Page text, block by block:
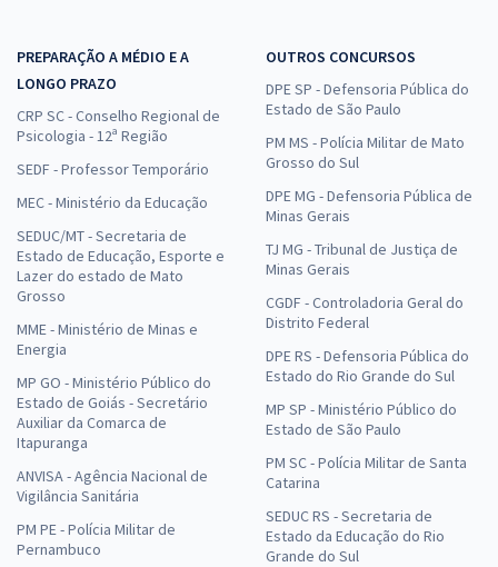
PREPARAÇÃO A MÉDIO E A
LONGO PRAZO
CRP SC - Conselho Regional de
Psicologia - 12ª Região
SEDF - Professor Temporário
MEC - Ministério da Educação
SEDUC/MT - Secretaria de
Estado de Educação, Esporte e
Lazer do estado de Mato
Grosso
MME - Ministério de Minas e
Energia
MP GO - Ministério Público do
Estado de Goiás - Secretário
Auxiliar da Comarca de
Itapuranga
ANVISA - Agência Nacional de
Vigilância Sanitária
PM PE - Polícia Militar de
Pernambuco
OUTROS CONCURSOS
DPE SP - Defensoria Pública do
Estado de São Paulo
PM MS - Polícia Militar de Mato
Grosso do Sul
DPE MG - Defensoria Pública de
Minas Gerais
TJ MG - Tribunal de Justiça de
Minas Gerais
CGDF - Controladoria Geral do
Distrito Federal
DPE RS - Defensoria Pública do
Estado do Rio Grande do Sul
MP SP - Ministério Público do
Estado de São Paulo
PM SC - Polícia Militar de Santa
Catarina
SEDUC RS - Secretaria de
Estado da Educação do Rio
Grande do Sul